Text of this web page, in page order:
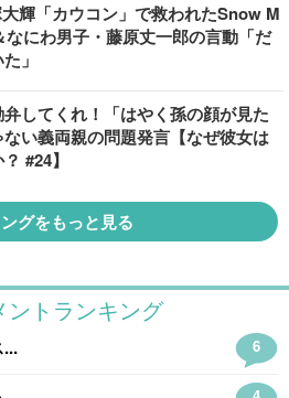
輝「カウコン」で救われたSnow M
なにわ男子・藤原丈一郎の言動「だ
」
してくれ！「はやく孫の顔が見た
い義両親の問題発言【なぜ彼女は
#24】
グをもっと見る